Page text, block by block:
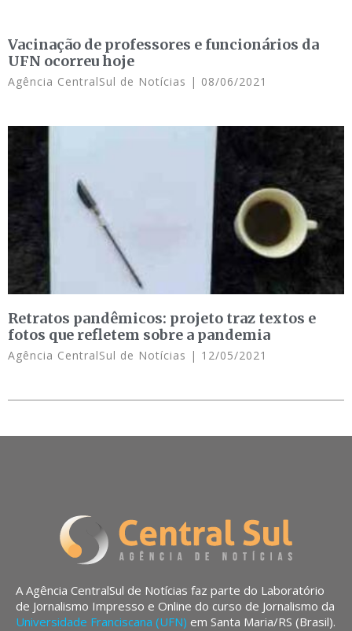
Vacinação de professores e funcionários da
UFN ocorreu hoje
Agência CentralSul de Notícias 08/06/2021
Retratos pandêmicos: projeto traz textos e
fotos que refletem sobre a pandemia
Agência CentralSul de Notícias 12/05/2021
A Agência CentralSul de Notícias faz parte do Laboratório
de Jornalismo Impresso e Online do curso de Jornalismo da
Universidade Franciscana (UFN) em Santa Maria/RS (Brasil).